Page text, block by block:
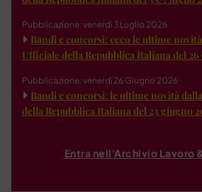
Pubblicazione: venerdì 3 Luglio 2026
Bandi e concorsi: ecco le ultime
Ufficiale della Repubblica Italiana del 26
Pubblicazione: venerdì 26 Giugno 2026
Bandi e concorsi: le ultime novità
della Repubblica Italiana del 23 giugno
Entra nell'Archivio Lavoro